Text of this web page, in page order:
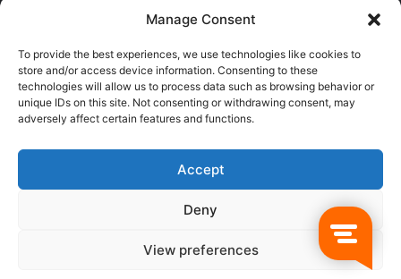
Manage Consent
To provide the best experiences, we use technologies like cookies to
store and/or access device information. Consenting to these
technologies will allow us to process data such as browsing behavior or
unique IDs on this site. Not consenting or withdrawing consent, may
adversely affect certain features and functions.
Accept
Deny
View preferences
© Copyright 2026, Todos los derechos reservados @Crucerum |
Facebook
Twitter Instagram